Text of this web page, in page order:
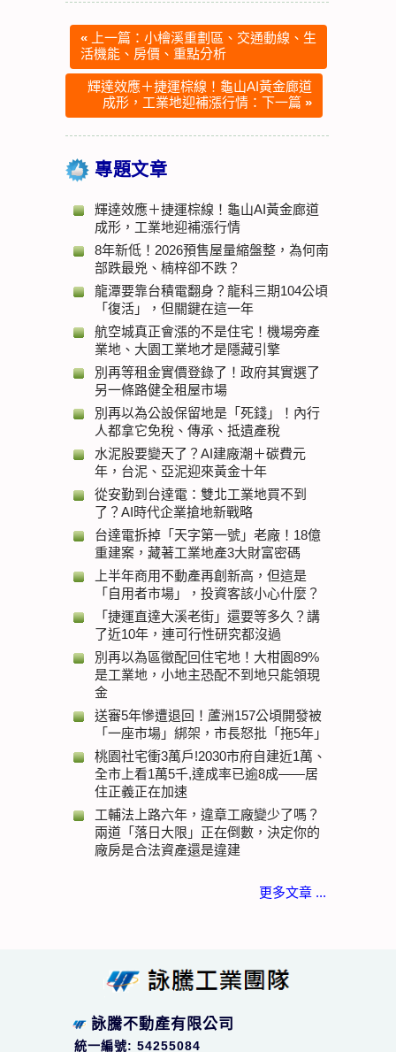
« 上一篇：小檜溪重劃區、交通動線、生
活機能、房價、重點分析
輝達效應＋捷運棕線！龜山AI黃金廊道
成形，工業地迎補漲行情：下一篇 »
專題文章
輝達效應＋捷運棕線！龜山AI黃金廊道
成形，工業地迎補漲行情
8年新低！2026預售屋量縮盤整，為何南
部跌最兇、楠梓卻不跌？
龍潭要靠台積電翻身？龍科三期104公頃
「復活」，但關鍵在這一年
航空城真正會漲的不是住宅！機場旁產
業地、大園工業地才是隱藏引擎
別再等租金實價登錄了！政府其實選了
另一條路健全租屋市場
別再以為公設保留地是「死錢」！內行
人都拿它免稅、傳承、抵遺產稅
水泥股要變天了？AI建廠潮＋碳費元
年，台泥、亞泥迎來黃金十年
從安勤到台達電：雙北工業地買不到
了？AI時代企業搶地新戰略
台達電拆掉「天字第一號」老廠！18億
重建案，藏著工業地產3大財富密碼
上半年商用不動產再創新高，但這是
「自用者市場」，投資客該小心什麼？
「捷運直達大溪老街」還要等多久？講
了近10年，連可行性研究都沒過
別再以為區徵配回住宅地！大柑園89%
是工業地，小地主恐配不到地只能領現
金
送審5年慘遭退回！蘆洲157公頃開發被
「一座市場」綁架，市長怒批「拖5年」
桃園社宅衝3萬戶!2030市府自建近1萬、
全市上看1萬5千,達成率已逾8成——居
住正義正在加速
工輔法上路六年，違章工廠變少了嗎？
兩道「落日大限」正在倒數，決定你的
廠房是合法資產還是違建
更多文章 ...
詠騰不動產有限公司
統一編號: 54255084